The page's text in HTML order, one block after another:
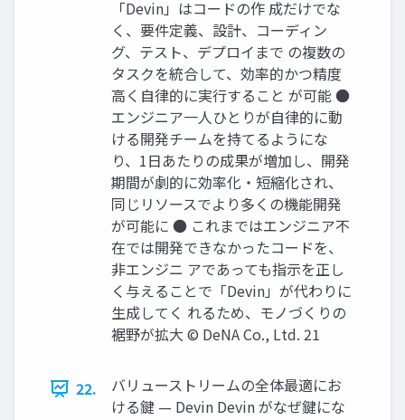
「Devin」はコードの作 成だけでな
く、要件定義、設計、コーディン
グ、テスト、デプロイまで の複数の
タスクを統合して、効率的かつ精度
高く自律的に実行すること が可能 ●
エンジニア一人ひとりが自律的に動
ける開発チームを持てるようにな
り、1日あたりの成果が増加し、開発
期間が劇的に効率化・短縮化され、
同じリソースでより多くの機能開発
が可能に ● これまではエンジニア不
在では開発できなかったコードを、
非エンジニ アであっても指示を正し
く与えることで「Devin」が代わりに
生成してく れるため、モノづくりの
裾野が拡大 © DeNA Co., Ltd. 21
22.
バリューストリームの全体最適にお
ける鍵 — Devin Devin がなぜ鍵にな